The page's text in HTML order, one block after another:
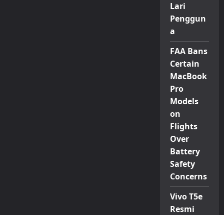
Lari
Penggun
a
FAA Bans
Certain
MacBook
Pro
Models
on
Flights
Over
Battery
Safety
Concerns
Vivo T5e
Resmi